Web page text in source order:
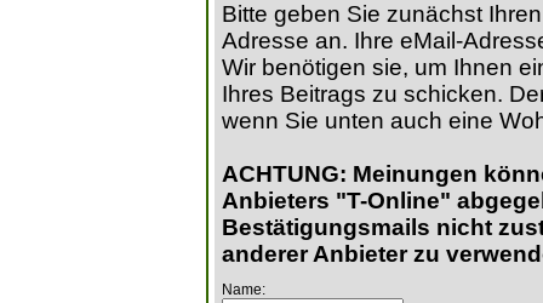
Bitte geben Sie zunächst
Adresse an. Ihre eMail-
Wir benötigen sie, um Ihnen
Ihres Beitrags zu schicken.
wenn Sie unten auch eine
ACHTUNG: Meinungen
Anbieters "T-Online"
Bestätigungsmails nicht
anderer Anbieter zu
Name: